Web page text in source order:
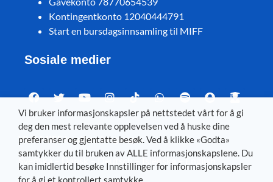
Kontingentkonto 12040444791
Start en bursdagsinnsamling til MIFF
Sosiale medier
Visit MIFF in other languages
Svenska– Dansk – Deutsch– Íslenska –English
Vi bruker informasjonskapsler på nettstedet vårt for å gi
deg den mest relevante opplevelsen ved å huske dine
preferanser og gjentatte besøk. Ved å klikke «Godta»
samtykker du til bruken av ALLE informasjonskapslene. Du
kan imidlertid besøke Innstillinger for informasjonskapsler
for å gi et kontrollert samtykke.